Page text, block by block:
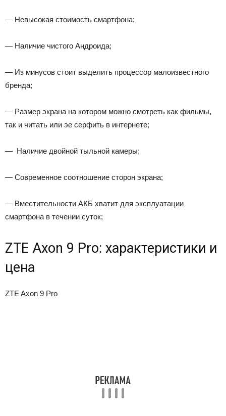
— Невысокая стоимость смартфона;
— Наличие чистого Андроида;
— Из минусов стоит выделить процессор малоизвестного
бренда;
— Размер экрана на котором можно смотреть как фильмы,
так и читать или эе серфить в интернете;
— Наличие двойной тыльной камеры;
— Современное соотношение сторон экрана;
— Вместительности АКБ хватит для эксплуатации
смартфона в течении суток;
ZTE Axon 9 Pro: характеристики и
цена
ZTE Axon 9 Pro